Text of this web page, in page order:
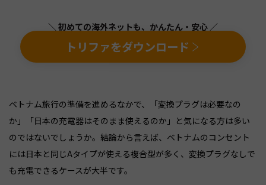
＼ 初めての海外ネットも、かんたん・安心 ／
トリファをダウンロード
ベトナム旅行の準備を進めるなかで、「変換プラグは必要なの
か」「日本の充電器はそのまま使えるのか」と気になる方は多い
のではないでしょうか。結論から言えば、ベトナムのコンセント
には日本と同じAタイプが使える複合型が多く、変換プラグなしで
も充電できるケースが大半です。